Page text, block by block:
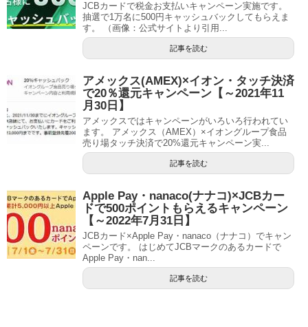
JCBカードで税金お支払いキャンペーン実施です。
抽選で1万名に500円キャッシュバックしてもらえま
す。 （画像：公式サイトより引用...
記事を読む
アメックス(AMEX)×イオン・タッチ決済
で20％還元キャンペーン【～2021年11
月30日】
アメックスではキャンペーンがいろいろ行われてい
ます。 アメックス（AMEX）×イオングループ食品
売り場タッチ決済で20%還元キャンペーン実...
記事を読む
Apple Pay・nanaco(ナナコ)×JCBカー
ドで500ポイントもらえるキャンペーン
【～2022年7月31日】
JCBカード×Apple Pay・nanaco（ナナコ）でキャン
ペーンです。 はじめてJCBマークのあるカードで
Apple Pay・nan...
記事を読む